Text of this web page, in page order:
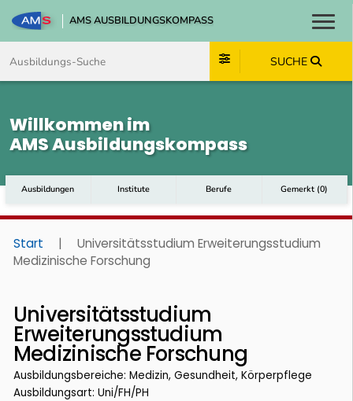
AMS AUSBILDUNGSKOMPASS
SUCHE
Willkommen im
AMS Ausbildungskompass
Ausbildungen Institute Berufe Gemerkt (0)
Start |
Universitätsstudium Erweiterungsstudium
Medizinische Forschung
Universitätsstudium
Erweiterungsstudium
Medizinische Forschung
Ausbildungsbereiche: Medizin, Gesundheit, Körperpflege
Ausbildungsart: Uni/FH/PH